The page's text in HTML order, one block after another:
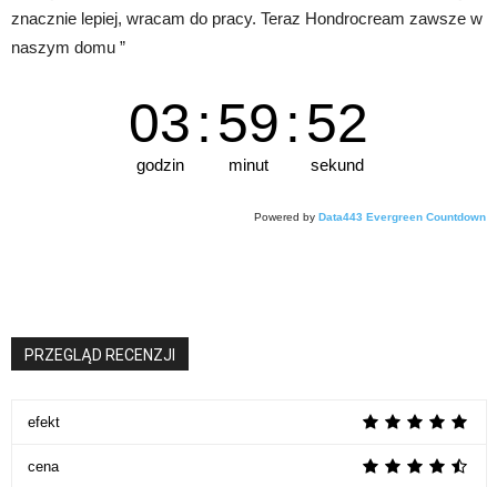
znacznie lepiej, wracam do pracy. Teraz Hondrocream zawsze w
naszym domu ”
03
godzin
:59
minut
:51
sekund
Powered by Data443 Evergreen Countdown
PRZEGLĄD RECENZJI
efekt
cena